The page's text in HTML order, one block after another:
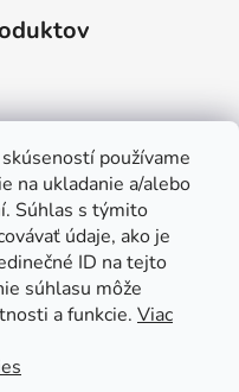
používame
na ukladanie a/alebo
Súhlas s týmito
údaje, ako je
ID na tejto
súhlasu môže
a funkcie. Viac